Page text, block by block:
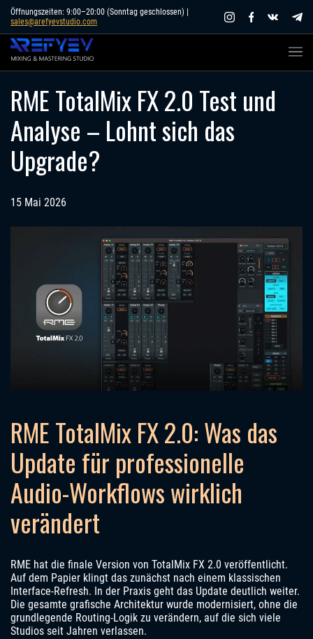
Skip
content
Öffnungszeiten: 9:00–20:00 (Sonntag geschlossen) |
sales@arefyevstudio.com
RME TotalMix FX 2.0 Test und
Analyse – Lohnt sich das
Upgrade?
15 Mai 2026
RME TotalMix FX 2.0: Was das
Update für professionelle
Audio-Workflows wirklich
verändert
RME hat die finale Version von TotalMix FX 2.0 veröffentlicht.
Auf dem Papier klingt das zunächst nach einem klassischen
Interface-Refresh. In der Praxis geht das Update deutlich weiter.
Die gesamte grafische Architektur wurde modernisiert, ohne die
grundlegende Routing-Logik zu verändern, auf die sich viele
Studios seit Jahren verlassen.